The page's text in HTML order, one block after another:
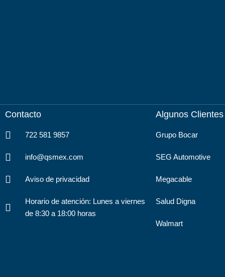
Contacto
722 581 9857
info@qsmex.com
Aviso de privacidad
Horario de atención: Lunes a viernes
de 8:30 a 18:00 horas
Algunos Clientes
Grupo Bocar
SEG Automotive
Megacable
Salud Digna
Walmart